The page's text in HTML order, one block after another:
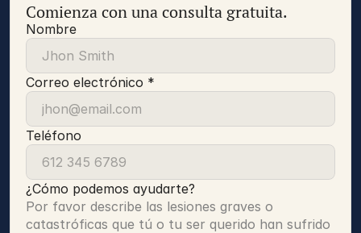
Comienza con una consulta gratuita.
Nombre
Correo electrónico *
Teléfono
¿Cómo podemos ayudarte?
Por favor describe las lesiones graves o
catastróficas que tú o tu ser querido han sufrido